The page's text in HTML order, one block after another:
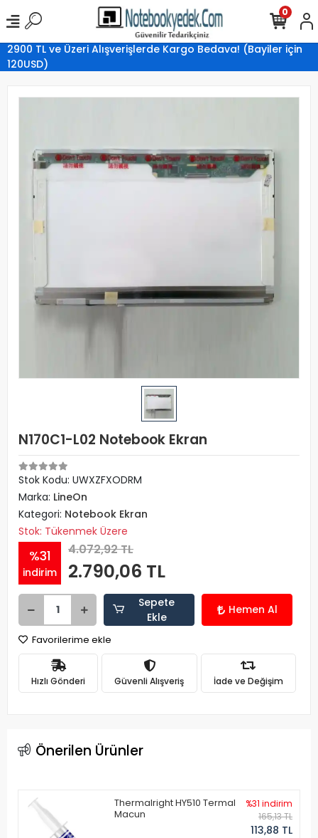
2900 TL ve Üzeri Alışverişlerde Kargo Bedava! (Bayiler için
120USD)
0
N170C1-L02 Notebook Ekran
Stok Kodu: UWXZFXODRM
Marka: LineOn
Kategori: Notebook Ekran
Stok: Tükenmek Üzere
%31
indirim
4.072,92 TL
2.790,06 TL
Sepete
Ekle
Hemen Al
Favorilerime ekle
Hızlı Gönderi Güvenli Alışveriş İade ve Değişim
Önerilen Ürünler
Thermalright HY510 Termal
Macun
%31 indirim
165,13 TL
113,88 TL